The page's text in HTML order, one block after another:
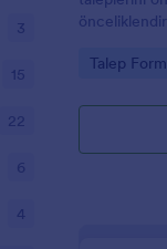
Go to
Talep
3
15
22
6
4